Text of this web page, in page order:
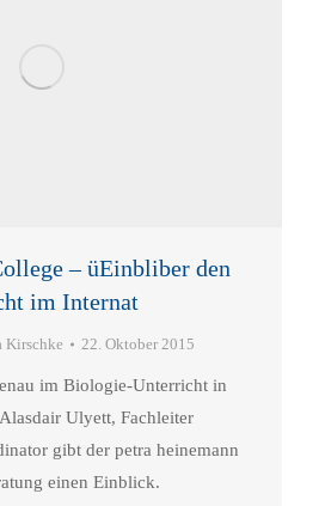
– üEinbliber den
im Internat
Kirschke 22. Oktober 2015
im Biologie-Unterricht in
Ulyett, Fachleiter
gibt der petra heinemann
einen Einblick.